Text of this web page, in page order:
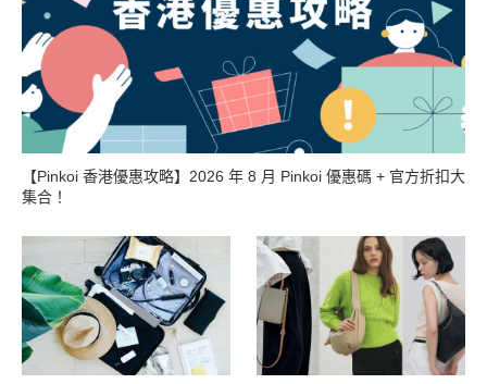
【Pinkoi 香港優惠攻略】2026 年 8 月 Pinkoi 優惠碼 + 官方折扣大
集合！